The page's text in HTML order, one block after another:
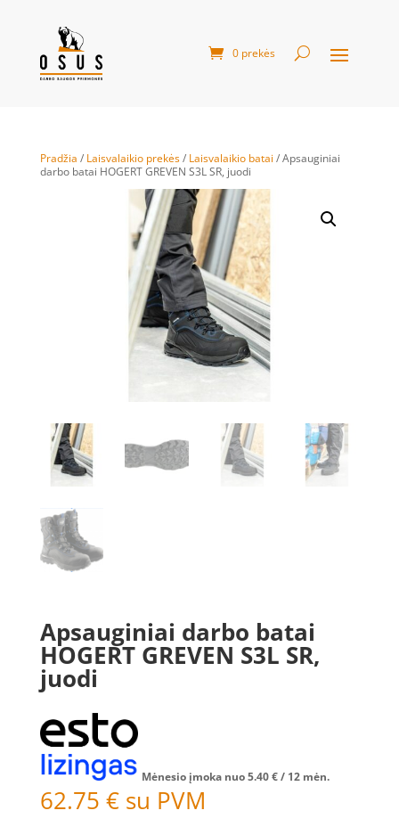
0 prekės
Pradžia / Laisvalaikio prekės/ Laisvalaikio batai / Apsauginiai
darbo batai HOGERT GREVEN S3L SR, juodi
Apsauginiai darbo batai
HOGERT GREVEN S3L SR,
juodi
Mėnesio įmoka nuo5.40€/ 12 mėn.
62.75 € su PVM